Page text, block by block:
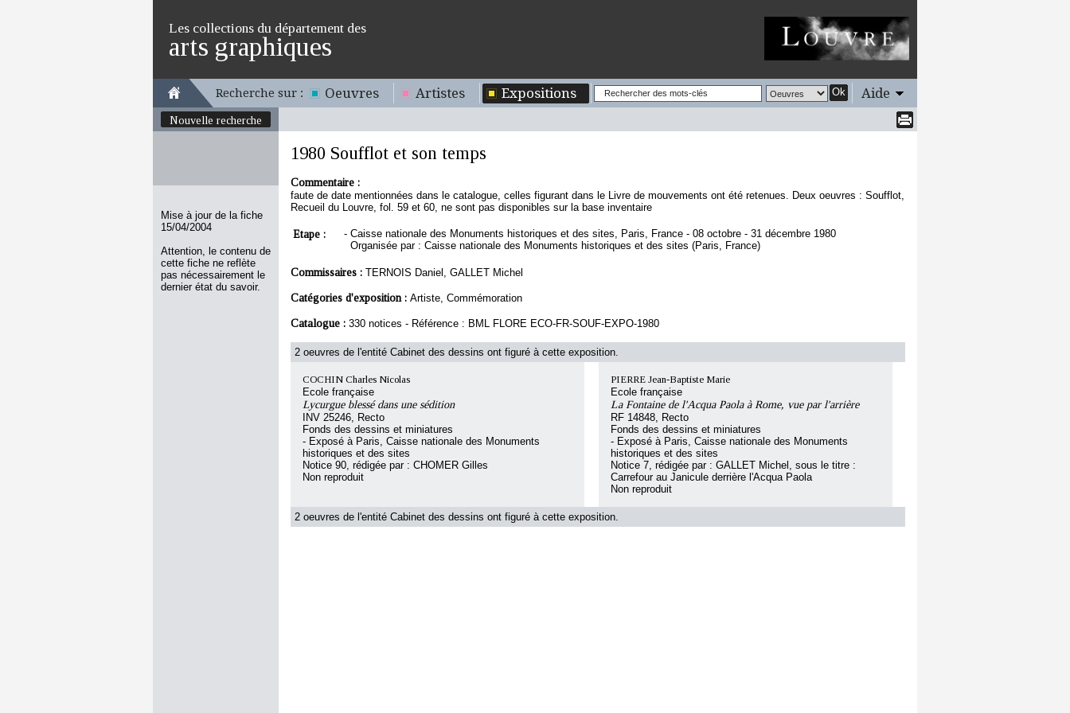
Les collections du département des
arts graphiques
Recherche sur : Oeuvres Artistes Expositions Ok Aide
Nouvelle recherche
Mise à jour de la fiche
15/04/2004
Attention, le contenu de
cette fiche ne reflète
pas nécessairement le
dernier état du savoir.
1980 Soufflot et son temps
Commentaire :
faute de date mentionnées dans le catalogue, celles figurant dans le Livre de mouvements ont été retenues. Deux oeuvres : Soufflot,
Recueil du Louvre, fol. 59 et 60, ne sont pas disponibles sur la base inventaire
Etape : - Caisse nationale des Monuments historiques et des sites, Paris, France - 08 octobre - 31 décembre 1980
Organisée par : Caisse nationale des Monuments historiques et des sites (Paris, France)
Commissaires : TERNOIS Daniel, GALLET Michel
Catégories d'exposition : Artiste, Commémoration
Catalogue : 330 notices - Référence : BML FLORE ECO-FR-SOUF-EXPO-1980
2 oeuvres de l'entité Cabinet des dessins ont figuré à cette exposition.
COCHIN Charles Nicolas
Ecole française
Lycurgue blessé dans une sédition
INV 25246, Recto
Fonds des dessins et miniatures
- Exposé à Paris, Caisse nationale des Monuments
historiques et des sites
Notice 90, rédigée par : CHOMER Gilles
Non reproduit
PIERRE Jean-Baptiste Marie
Ecole française
La Fontaine de l'Acqua Paola à Rome, vue par l'arrière
RF 14848, Recto
Fonds des dessins et miniatures
- Exposé à Paris, Caisse nationale des Monuments
historiques et des sites
Notice 7, rédigée par : GALLET Michel, sous le titre :
Carrefour au Janicule derrière l'Acqua Paola
Non reproduit
2 oeuvres de l'entité Cabinet des dessins ont figuré à cette exposition.